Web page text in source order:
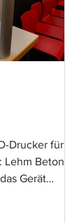
Drucker für
Lehm Beton
Gerät